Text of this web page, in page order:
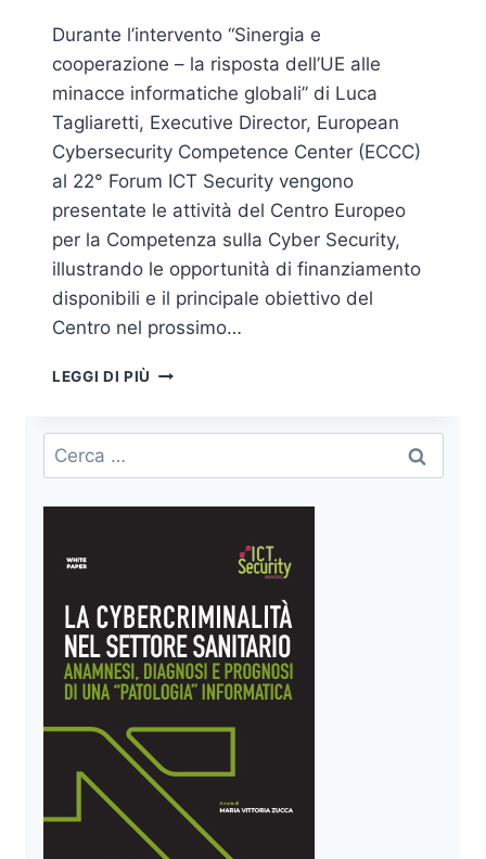
Durante l’intervento “Sinergia e
cooperazione – la risposta dell’UE alle
minacce informatiche globali” di Luca
Tagliaretti, Executive Director, European
Cybersecurity Competence Center (ECCC)
al 22° Forum ICT Security vengono
presentate le attività del Centro Europeo
per la Competenza sulla Cyber Security,
illustrando le opportunità di finanziamento
disponibili e il principale obiettivo del
Centro nel prossimo…
LEGGI DI PIÙ EUROPEAN
CENTER
RISPOSTA
GLOBALI
Ricerca
per: